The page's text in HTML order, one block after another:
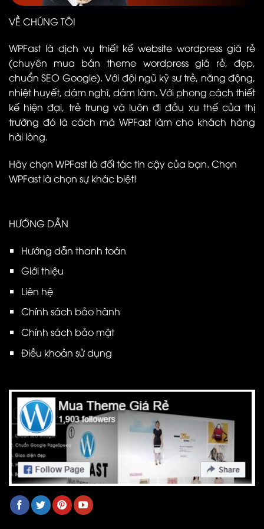
VỀ CHÚNG TÔI
WPFast là dịch vụ thiết kế website wordpress giá rẻ
(chuyên mua bán theme wordpress giá rẻ, đẹp,
chuẩn SEO Google). Với đội ngũ kỹ sư trẻ, năng động,
nhiệt huyết, dám nghĩ, dám làm. Với phong cách thiết
kế hiện đại, trẻ trung và luôn đi đầu xu thế của thị
trường đó là cách mà WPFast làm cho khách hàng
hài lòng.
Hãy chọn WPFast là đối tác tin cậy của bạn. Chọn
WPFast là chọn sự khác biệt!
HƯỚNG DẪN
Hướng dẫn thanh toán
Giới thiệu
Liên hệ
Chính sách bảo hành
Chính sách bảo mật
Điều khoản sử dụng